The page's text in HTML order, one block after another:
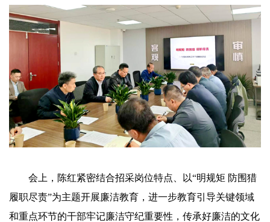
会上，陈红紧密结合招采岗位特点、以“明规矩 防围猎
履职尽责”为主题开展廉洁教育，进一步教育引导关键领域
和重点环节的干部牢记廉洁守纪重要性，传承好廉洁的文化